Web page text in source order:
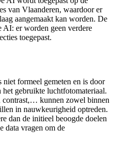
van Vlaanderen, waardoor er
aangemaakt kan worden. De
AI: er worden geen verdere
toegepast.
formeel gemeten en is door
gebruikte luchtfotomateriaal.
contrast,… kunnen zowel binnen
in nauwkeurigheid optreden.
dan de initieel beoogde doelen
data vragen om de